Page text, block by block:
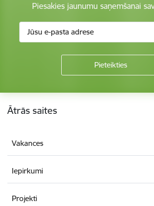
Piesakies jaunumu saņemšanai
Kājene
Ātrās saites
Vakances
Iepirkumi
Projekti